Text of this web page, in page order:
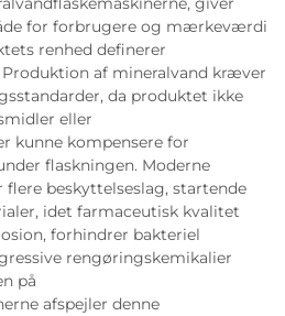
for forbrugere og mærkeværdi
renhed definerer
af mineralvand kræver
da produktet ikke
eller
kunne kompensere for
flaskningen. Moderne
beskyttelseslag, startende
idet farmaceutisk kvalitet
forhindrer bakteriel
rengøringskemikalier
på
afspejler denne